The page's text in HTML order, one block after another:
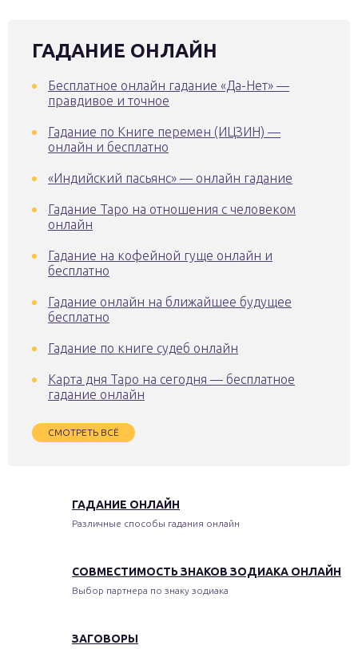
ГАДАНИЕ ОНЛАЙН
Бесплатное онлайн гадание «Да-Нет» —
правдивое и точное
Гадание по Книге перемен (ИЦЗИН) —
онлайн и бесплатно
«Индийский пасьянс» — онлайн гадание
Гадание Таро на отношения с человеком
онлайн
Гадание на кофейной гуще онлайн и
бесплатно
Гадание онлайн на ближайшее будущее
бесплатно
Гадание по книге судеб онлайн
Карта дня Таро на сегодня — бесплатное
гадание онлайн
СМОТРЕТЬ ВСЁ
ГАДАНИЕ ОНЛАЙН
Различные способы гадания онлайн
СОВМЕСТИМОСТЬ ЗНАКОВ ЗОДИАКА ОНЛАЙН
Выбор партнера по знаку зодиака
ЗАГОВОРЫ